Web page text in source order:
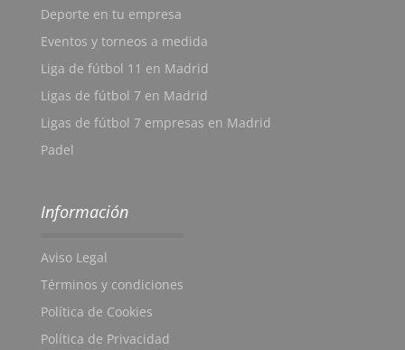
Deporte en tu empresa
Eventos y torneos a medida
Liga de fútbol 11 en Madrid
Ligas de fútbol 7 en Madrid
Ligas de fútbol 7 empresas en Madrid
Padel
Información
Aviso Legal
Términos y condiciones
Política de Cookies
Política de Privacidad